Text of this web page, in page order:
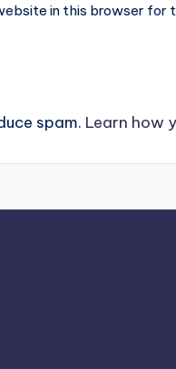
in this browser for
spam. Learn how